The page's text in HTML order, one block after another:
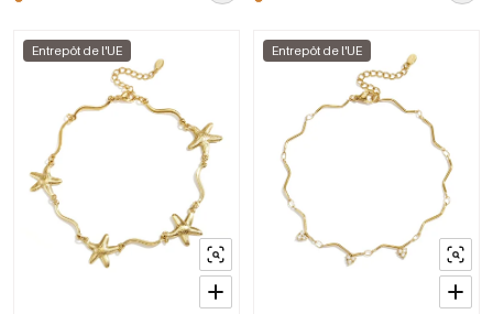
Entrepôt de l'UE Entrepôt de l'UE